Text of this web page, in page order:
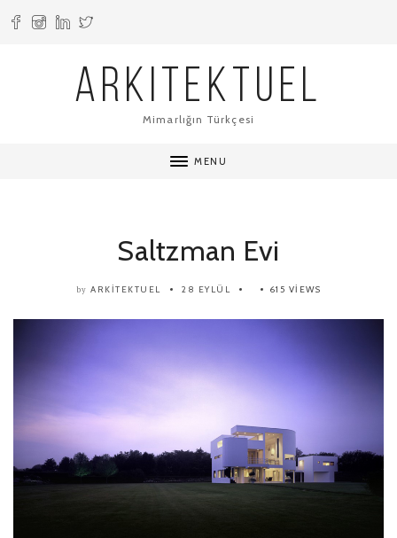
ARKITEKTUEL
Mimarlığın Türkçesi
MENU
Saltzman Evi
by ARKITEKTUEL 28 EYLÜL 615 VIEWS